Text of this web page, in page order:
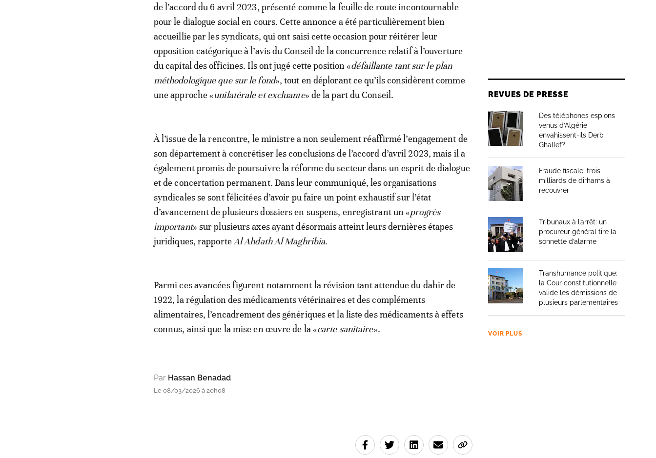
de l’accord du 6 avril 2023, présenté comme la feuille de route incontournable
pour le dialogue social en cours. Cette annonce a été particulièrement bien
accueillie par les syndicats, qui ont saisi cette occasion pour réitérer leur
opposition catégorique à l’avis du Conseil de la concurrence relatif à l’ouverture
du capital des officines. Ils ont jugé cette position «défaillante tant sur le plan
méthodologique que sur le fond», tout en déplorant ce qu’ils considèrent comme
une approche «unilatérale et excluante» de la part du Conseil.
À l’issue de la rencontre, le ministre a non seulement réaffirmé l’engagement de
son département à concrétiser les conclusions de l’accord d’avril 2023, mais il a
également promis de poursuivre la réforme du secteur dans un esprit de dialogue
et de concertation permanent. Dans leur communiqué, les organisations
syndicales se sont félicitées d’avoir pu faire un point exhaustif sur l’état
d’avancement de plusieurs dossiers en suspens, enregistrant un «progrès
important» sur plusieurs axes ayant désormais atteint leurs dernières étapes
juridiques, rapporte Al Ahdath Al Maghribia.
Parmi ces avancées figurent notamment la révision tant attendue du dahir de
1922, la régulation des médicaments vétérinaires et des compléments
alimentaires, l’encadrement des génériques et la liste des médicaments à effets
connus, ainsi que la mise en œuvre de la «carte sanitaire».
Par Hassan Benadad
Le 08/03/2026 à 20h08
REVUES DE PRESSE
Des téléphones espions
venus d’Algérie
envahissent-ils Derb
Ghallef?
Fraude fiscale: trois
milliards de dirhams à
recouvrer
Tribunaux à l’arrêt: un
procureur général tire la
sonnette d’alarme
Transhumance politique:
la Cour constitutionnelle
valide les démissions de
plusieurs parlementaires
VOIR PLUS